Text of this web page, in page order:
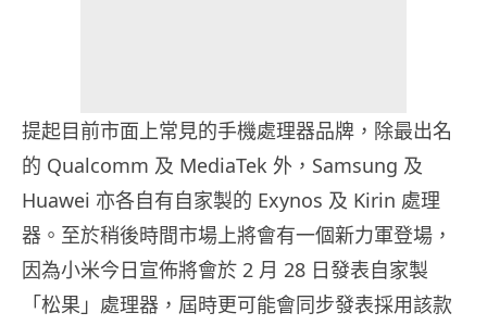
提起目前市面上常見的手機處理器品牌，除最出名
的 Qualcomm 及 MediaTek 外，Samsung 及
Huawei 亦各自有自家製的 Exynos 及 Kirin 處理
器。至於稍後時間市場上將會有一個新力軍登場，
因為小米今日宣佈將會於 2 月 28 日發表自家製
「松果」處理器，屆時更可能會同步發表採用該款